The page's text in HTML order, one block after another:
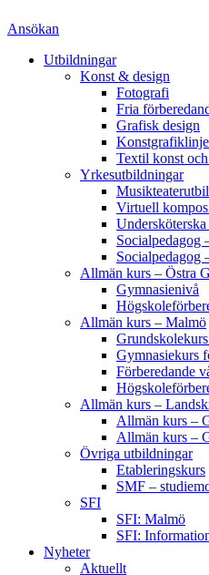
Ansökan
Utbildningar
Konst & design
Fotografi
Fria
Grafisk design
Textil konst
Yrkesutbildningar
Virtuell
Socialpedagog
Socialpedagog
Allmän kurs – Östra
Gymnasienivå
Allmän kurs – Malmö
Gymnasiekurs
Förberedande
Allmän kurs –
Allmän kurs –
Allmän kurs –
Övriga utbildningar
Etableringskurs
SMF –
SFI
SFI: Malmö
SFI:
Nyheter
Aktuellt